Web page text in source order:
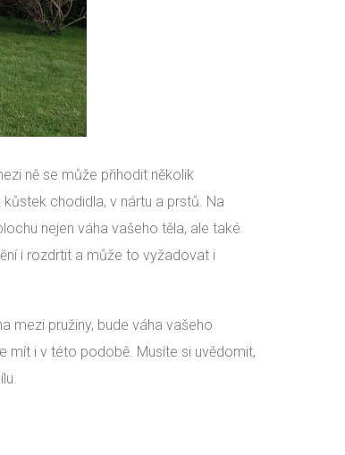
ně se může přihodit několik
chodidla, v nártu a prstů. Na
nejen váha vašeho těla, ale také
i rozdrtit a může to vyžadovat i
mezi pružiny, bude váha vašeho
mít i v této podobě. Musíte si uvědomit,